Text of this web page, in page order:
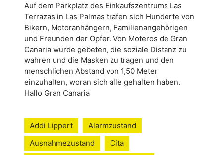
Auf dem Parkplatz des Einkaufszentrums Las
Terrazas in Las Palmas trafen sich Hunderte von
Bikern, Motoranhängern, Familienangehörigen
und Freunden der Opfer. Von Moteros de Gran
Canaria wurde gebeten, die soziale Distanz zu
wahren und die Masken zu tragen und den
menschlichen Abstand von 1,50 Meter
einzuhalten, woran sich alle gehalten haben.
Hallo Gran Canaria
Addi Lippert
Alarmzustand
Ausnahmezustand
Cita